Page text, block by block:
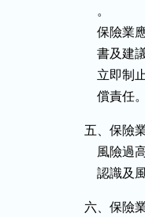
    。
保險
書及
立即
    償責任。
五、保險
風險
認識
六、保險